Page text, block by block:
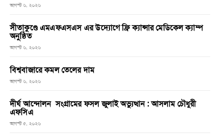
আগস্ট ৬, ২০২৬
সীতাকুণ্ডে এমএফএসএস এর উদ্যোগে ফ্রি ক্যান্সার মেডিকেল ক্যাম্প
অনুষ্ঠিত
আগস্ট ৬, ২০২৬
বিশ্ববাজারে কমল তেলের দাম
আগস্ট ৬, ২০২৬
দীর্ঘ আন্দোলন সংগ্রামের ফসল জুলাই অভ্যুত্থান : আসলাম চৌধুরী
এফসিএ
আগস্ট ৫, ২০২৬